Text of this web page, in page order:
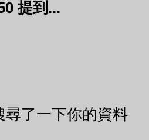
提到...
尋了一下你的資料